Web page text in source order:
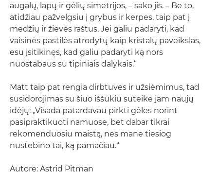
augalų, lapų ir gėlių simetrijos, – sako jis. – Be to,
atidžiau pažvelgsiu į grybus ir kerpes, taip pat į
medžių ir žievės raštus. Jei galiu padaryti, kad
vaisinės pastilės atrodytų kaip kristalų paveikslas,
esu įsitikinęs, kad galiu padaryti ką nors
nuostabaus su tipiniais dalykais.“
Matt taip pat rengia dirbtuves ir užsiėmimus, tad
susidorojimas su šiuo iššūkiu suteikė jam naujų
idėjų: „Visada patardavau pirkti gėles norint
pasipraktikuoti namuose, bet dabar tikrai
rekomenduosiu maistą, nes mane tiesiog
nustebino tai, ką pamačiau.“
Autorė: Astrid Pitman